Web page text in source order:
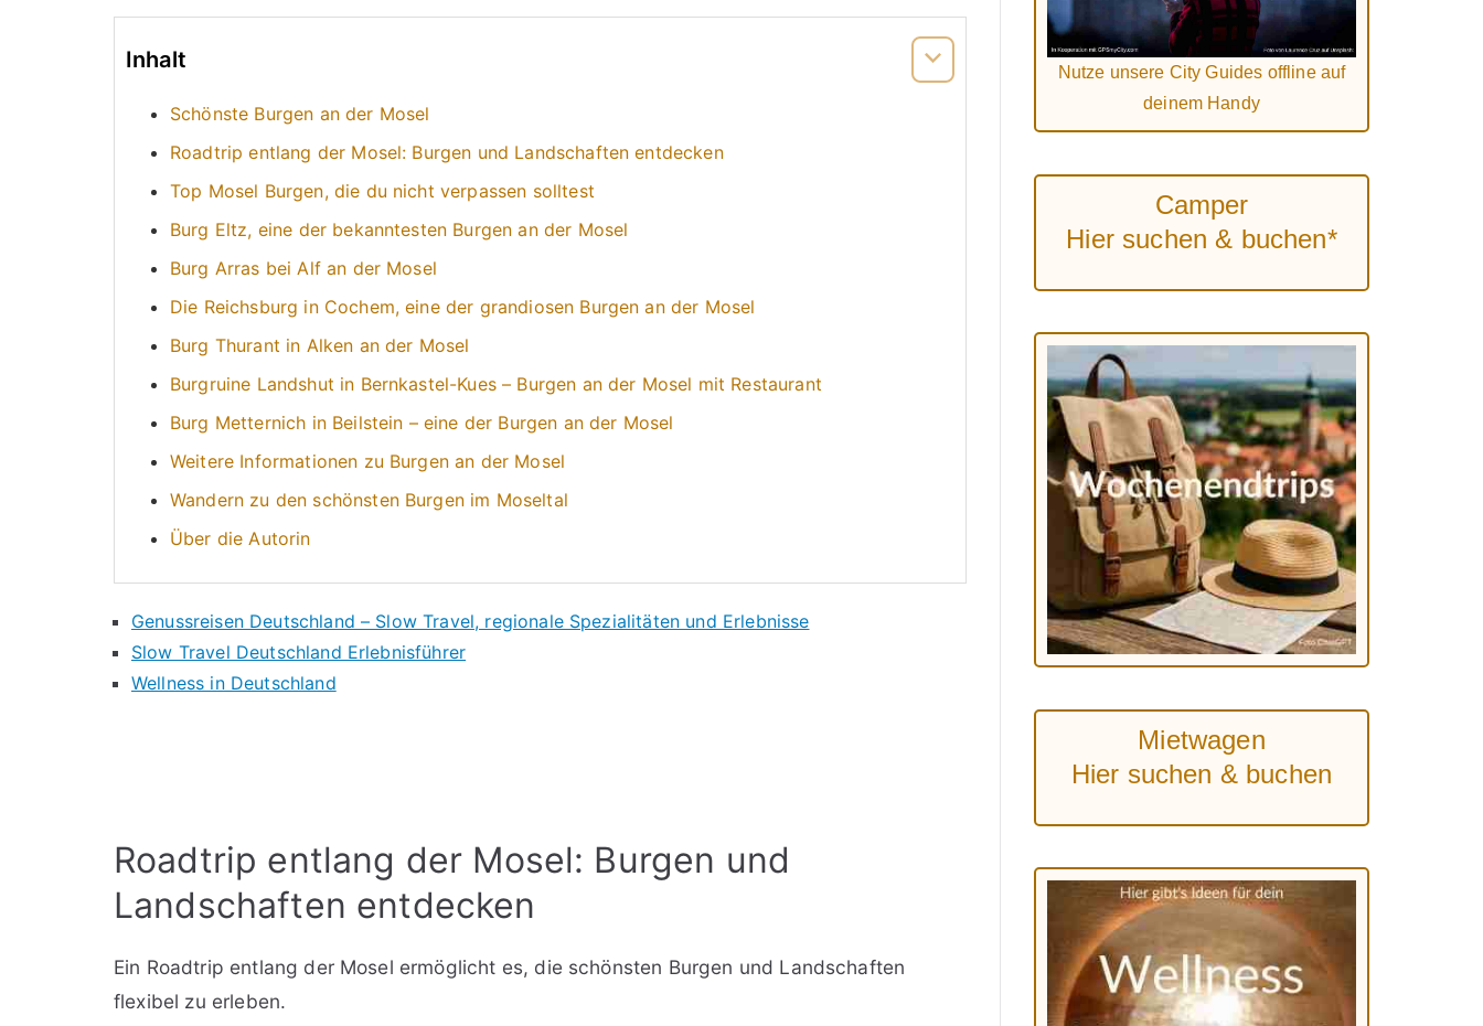
Inhalt
Schönste Burgen an der Mosel
Roadtrip entlang der Mosel: Burgen und Landschaften entdecken
Top Mosel Burgen, die du nicht verpassen solltest
Burg Eltz, eine der bekanntesten Burgen an der Mosel
Burg Arras bei Alf an der Mosel
Die Reichsburg in Cochem, eine der grandiosen Burgen an der Mosel
Burg Thurant in Alken an der Mosel
Burgruine Landshut in Bernkastel-Kues – Burgen an der Mosel mit Restaurant
Burg Metternich in Beilstein – eine der Burgen an der Mosel
Weitere Informationen zu Burgen an der Mosel
Wandern zu den schönsten Burgen im Moseltal
Über die Autorin
Genussreisen Deutschland – Slow Travel, regionale Spezialitäten und Erlebnisse
Slow Travel Deutschland Erlebnisführer
Wellness in Deutschland
Roadtrip entlang der Mosel: Burgen und
Landschaften entdecken
Ein Roadtrip entlang der Mosel ermöglicht es, die schönsten Burgen und Landschaften
flexibel zu erleben.
Nutze unsere City Guides offline auf
deinem Handy
Camper
Hier suchen & buchen*
Mietwagen
Hier suchen & buchen